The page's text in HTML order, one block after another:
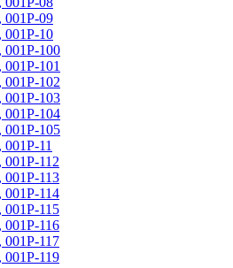
09
10
100
101
102
103
104
105
11
112
113
114
115
116
117
119